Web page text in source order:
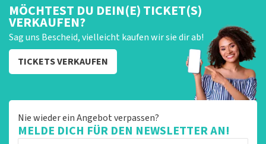
MÖCHTEST DU DEIN(E) TICKET(S)
VERKAUFEN?
Sag uns Bescheid, vielleicht kaufen wir sie dir ab!
TICKETS VERKAUFEN
Nie wieder ein Angebot verpassen?
MELDE DICH FÜR DEN NEWSLETTER AN!